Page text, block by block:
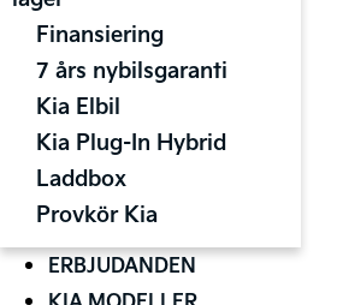
Finansiering
7 års nybilsgaranti
Kia Elbil
Kia Plug-In Hybrid
Laddbox
Provkör Kia
ERBJUDANDEN